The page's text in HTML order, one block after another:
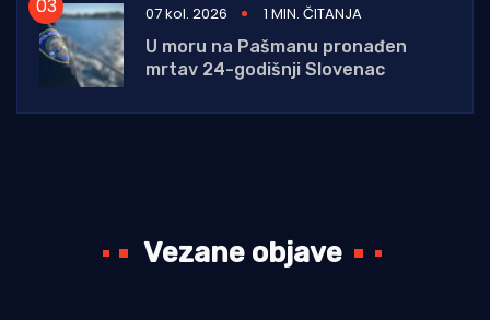
07 kol. 2026
1 MIN. ČITANJA
U moru na Pašmanu pronađen
mrtav 24-godišnji Slovenac
Vezane objave